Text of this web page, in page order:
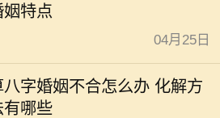
姻特点
04月25日
八字婚姻不合怎么办 化解方
有哪些